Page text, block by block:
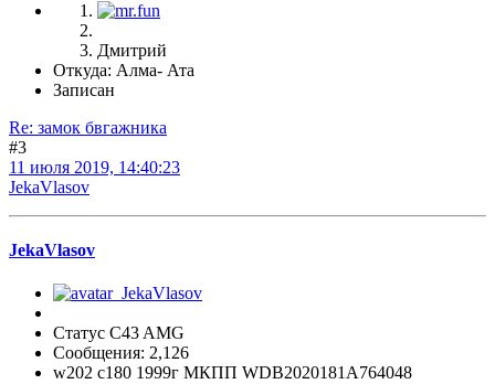
Дмитрий
Откуда: Алма- Ата
Записан
Re: замок бвгажника
#3
11 июля 2019, 14:40:23
JekaVlasov
JekaVlasov
Статус C43 AMG
Сообщения: 2,126
w202 c180 1999г МКПП WDB2020181A764048